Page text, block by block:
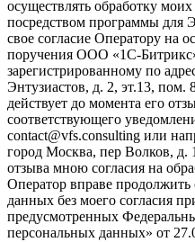
осуществлять обработку
посредством программы
свое согласие Оператору на
поручения ООО «1С-
зарегистрированному по
Энтузиастов, д. 2, эт.13, пом.
действует до момента его
соответствующего
contact@vfs.consulting или
город Москва, пер Волков, д.
отзыва мною согласия на
Оператор вправе продолжить
данных без моего согласия
предусмотренных
персональных данных» от